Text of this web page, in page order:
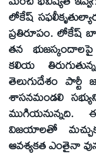
లోకేష్
ప్రతిరూపం. లోకేష్
తన
కలియ
తెలుగుదేశం
శాసనమండలి
విజయాలతో
ఆవశ్యకత ఎంతైనా